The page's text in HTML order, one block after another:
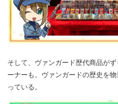
そして、ヴァンガード歴代商品が
ーナーも。ヴァンガードの歴史を
っている。